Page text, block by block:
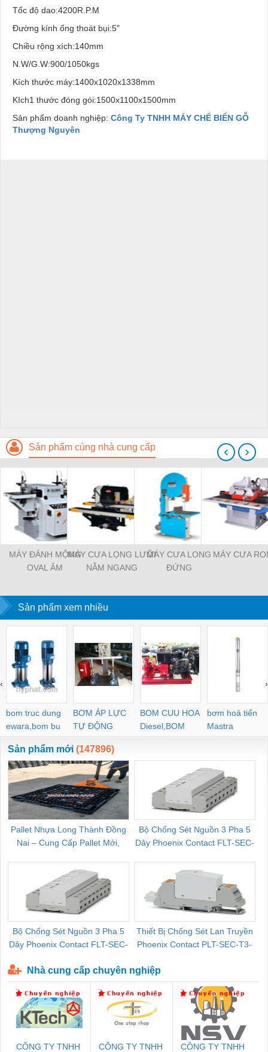
Tốc độ dao:4200R.P.M
Đường kính ống thoát bụi:5"
Chiều rộng xích:140mm
N.W/G.W:900/1050kgs
Kích thước máy:1400x1020x1338mm
KIch1 thước đóng gói:1500x1100x1500mm
Sản phẩm doanh nghiệp: Công Ty TNHH MÁY CHẾ BIẾN GỖ
Thượng Nguyên
Sản phẩm cùng nhà cung cấp
MÁY ĐÁNH MỘNG
OVAL ÂM
MÁY CƯA LỌNG LƯỠI
NẰM NGANG
MÁY CƯA LONG
ĐỨNG
MÁY CƯA
‹ ›
Sản phẩm xem nhiều
bom truc dung
ewara,bom bu
ewara
BƠM ÁP LỰC
TỰ ĐỘNG
BOM CUU HOA
Diesel,BOM
CHUA CHAY
bơm hoả tiển
Mastra
‹ ›
Sản phẩm mới (147896)
Pallet Nhựa Long Thành Đồng
Nai – Cung Cấp Pallet Mới,
Bộ Chống Sét Nguồn 3 Pha 5
Dây Phoenix Contact FLT-SEC-
Bộ Chống Sét Nguồn 3 Pha 5
Dây Phoenix Contact FLT-SEC-
Thiết Bị Chống Sét Lan Truyền
Phoenix Contact PLT-SEC-T3-
Nhà cung cấp chuyên nghiệp
CÔNG TY TNHH
CÔNG TY TNHH
CÔNG TY TNHH